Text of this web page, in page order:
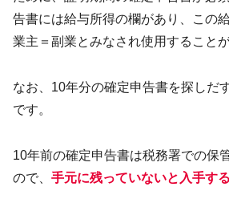
告書には給与所得の欄があり、この
業主＝副業とみなされ使用すること
なお、10年分の確定申告書を探しだ
です。
10年前の確定申告書は税務署での保
ので、 手元に残っていないと入手す